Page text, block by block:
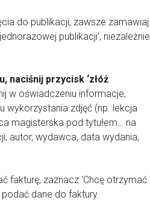
do publikacji, zawsze zamawiaj
publikacji’, niezależnie
naciśnij przycisk ‘złóż
w oświadczeniu informacje,
wykorzystania zdjęć (np. lekcja
magisterska pod tytułem… na
autor, wydawca, data wydania,
fakturę, zaznacz ‘Chcę otrzymać
dane do faktury.